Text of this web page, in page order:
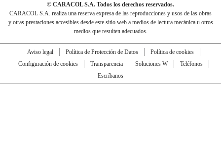
© CARACOL S.A. Todos los derechos reservados.
CARACOL S.A. realiza una reserva expresa de las reproducciones y usos de las obras
y otras prestaciones accesibles desde este sitio web a medios de lectura mecánica u otros
medios que resulten adecuados.
Aviso legal Política de Protección de Datos
Política de cookies
Configuración de cookies
Transparencia Soluciones W
Teléfonos
Escríbanos